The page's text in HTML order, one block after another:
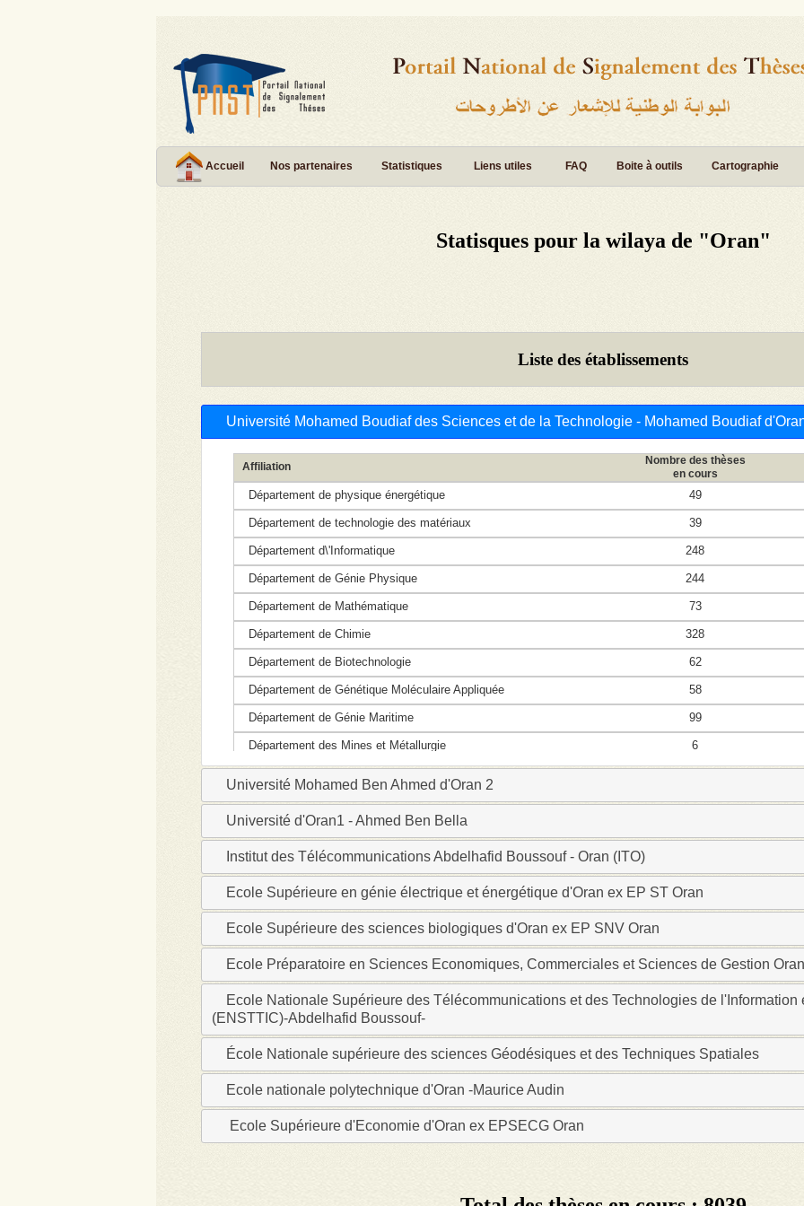
Accueil Nos partenaires Statistiques Liens utiles FAQ Boite à outils Cartographie
Statisques pour la wilaya de "Oran"
Liste des établissements
Université Mohamed Boudiaf des Sciences et de la Technologie - Mohamed Boudiaf
Affiliation
Nombre des thèses
en cours
Département de physique énergétique 49
Département de technologie des matériaux 39
Département d\'Informatique 248
Département de Génie Physique 244
Département de Mathématique 73
Département de Chimie 328
Département de Biotechnologie 62
Département de Génétique Moléculaire Appliquée 58
Département de Génie Maritime 99
Département des Mines et Métallurgie 6
Département de Génie Mécanique 271
Département d\'Automatique 12
Département d\'Electronique
Département de Génie Civil
Département d\'Architecture
Département d\'Hydraulique 85
Département d\'Education Physique et Sportifs
Département d\'Electrotechnique 190
Département des sciences de la Nature 98
Département de sciences économiques
Département des sciences de la terre 18
Département vivant et environnement 17
Département de Science aéronautique
Université Mohamed Ben Ahmed d'Oran 2
Université d'Oran1 - Ahmed Ben Bella
Institut des Télécommunications Abdelhafid Boussouf - Oran (ITO)
Ecole Supérieure en génie électrique et énergétique d'Oran ex EP ST Oran
Ecole Supérieure des sciences biologiques d'Oran ex EP SNV Oran
Ecole Préparatoire en Sciences Economiques, Commerciales et Sciences de Gestion
Ecole Nationale Supérieure des Télécommunications et des Technologies de l'Information
(ENSTTIC)-Abdelhafid Boussouf-
École Nationale supérieure des sciences Géodésiques et des Techniques Spatiales
Ecole nationale polytechnique d'Oran -Maurice Audin
Ecole Supérieure d'Economie d'Oran ex EPSECG Oran